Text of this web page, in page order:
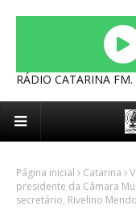
RÁDIO CATARINA
Página inicial Catarina
presidente da Câmara
secretário, Rivelino